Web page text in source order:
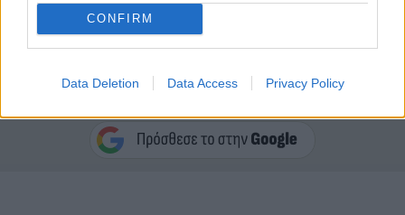
CONFIRM
Data Deletion Data Access Privacy Policy
Κάνε κλικ και δες περισσότερο